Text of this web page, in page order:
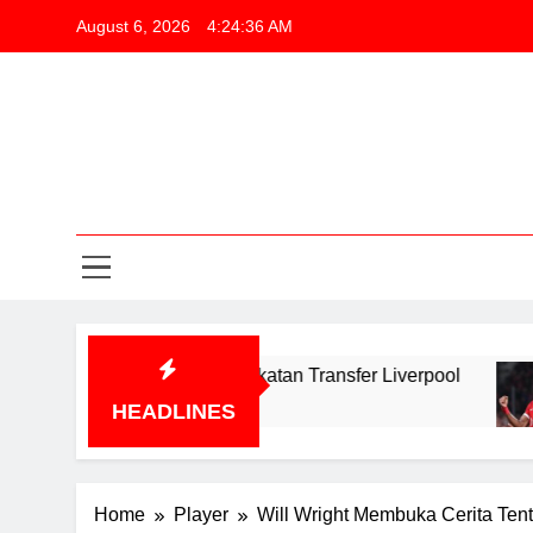
August 6, 2026 4:24:37 AM
Berita,
HEADLINES
tentang Peningkatan Transfer Liverpool
12
Home Player Will Wright Membuka Cerita